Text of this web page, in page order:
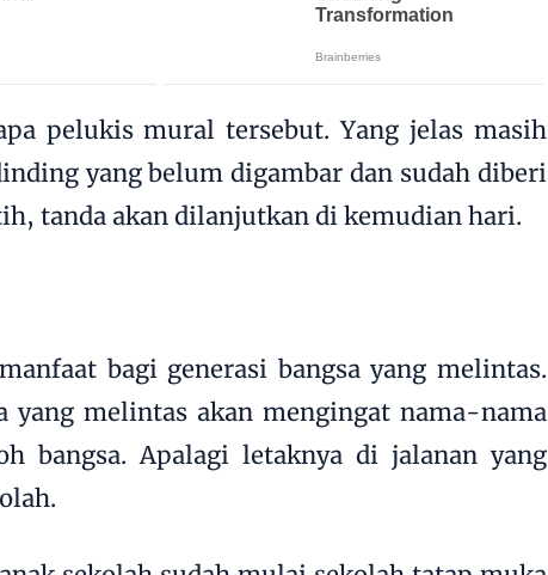
pelukis mural tersebut. Yang jelas masih
yang belum digambar dan sudah diberi
tanda akan dilanjutkan di kemudian hari.
bagi generasi bangsa yang melintas.
yang melintas akan mengingat nama-nama
bangsa. Apalagi letaknya di jalanan yang